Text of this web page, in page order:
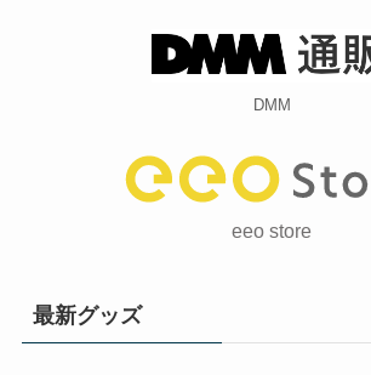
DMM
eeo store
最新グッズ